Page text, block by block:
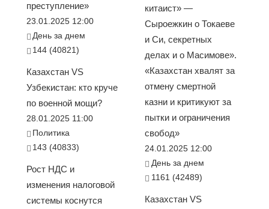
преступление»
23.01.2025 12:00
День за днем
144 (40821)
Казахстан VS
Узбекистан: кто круче
по военной мощи?
28.01.2025 11:00
Политика
143 (40833)
Рост НДС и
изменения налоговой
системы коснутся
китаист» —
Сыроежкин о Токаеве
и Си, секретных
делах и о Масимове».
«Казахстан хвалят за
отмену смертной
казни и критикуют за
пытки и ограничения
свобод»
24.01.2025 12:00
День за днем
1161 (42489)
Казахстан VS